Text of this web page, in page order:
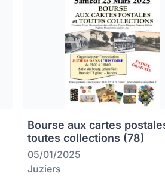
Bourse aux cartes
toutes collections (78)
05/01/2025
Juziers